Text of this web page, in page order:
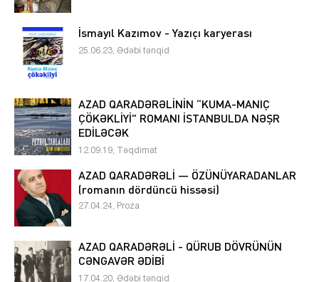
İsmayıl Kazımov - Yazıçı karyerası
25.06.23, Ədəbi tənqid
AZAD QARADƏRƏLİNİN “KUMA-MANIÇ
ÇÖKƏKLİYİ" ROMANI İSTANBULDA NƏŞR
EDİLƏCƏK
12.09.19, Təqdimat
AZAD QARADƏRƏLİ — ÖZÜNÜYARADANLAR
(romanın dördüncü hissəsi)
27.04.24, Proza
AZAD QARADƏRƏLİ - QÜRUB DÖVRÜNÜN
CƏNGAVƏR ƏDİBİ
17.04.20, Ədəbi tənqid